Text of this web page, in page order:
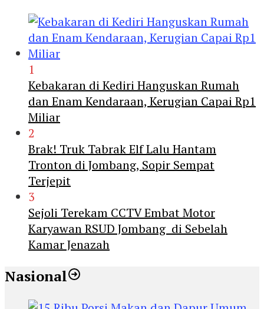
1
Kebakaran di Kediri Hanguskan Rumah
dan Enam Kendaraan, Kerugian Capai Rp1
Miliar
2
Brak! Truk Tabrak Elf Lalu Hantam
Tronton di Jombang, Sopir Sempat
Terjepit
3
Sejoli Terekam CCTV Embat Motor
Karyawan RSUD Jombang di Sebelah
Kamar Jenazah
Nasional